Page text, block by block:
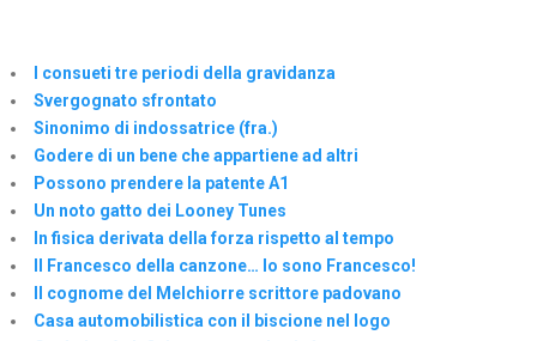
I consueti tre periodi della gravidanza
Svergognato sfrontato
Sinonimo di indossatrice (fra.)
Godere di un bene che appartiene ad altri
Possono prendere la patente A1
Un noto gatto dei Looney Tunes
In fisica derivata della forza rispetto al tempo
Il Francesco della canzone… Io sono Francesco!
Il cognome del Melchiorre scrittore padovano
Casa automobilistica con il biscione nel logo